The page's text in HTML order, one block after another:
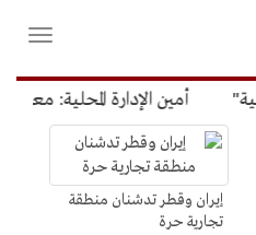
فتح
أمين الإدارة المحلية: معظم
إيران وقطر تدشنان منطقة
تجارية حرة